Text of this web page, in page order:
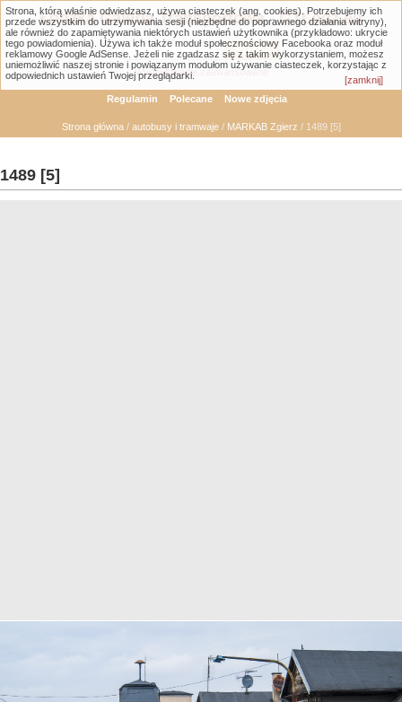
Łódzka Galeria Transportowa - GTLodz.eu
Wyszukiwanie zaawansowane
Regulamin Polecane Nowe zdjęcia
Strona główna/ autobusy i tramwaje/ MARKAB Zgierz / 1489 [5]
1489 [5]
Strona, którą właśnie odwiedzasz, używa ciasteczek (ang. cookies). Potrzebujemy ich
przede wszystkim do utrzymywania sesji (niezbędne do poprawnego działania witryny),
ale również do zapamiętywania niektórych ustawień użytkownika (przykładowo: ukrycie
tego powiadomienia). Używa ich także moduł społecznościowy Facebooka oraz moduł
reklamowy Google AdSense. Jeżeli nie zgadzasz się z takim wykorzystaniem, możesz
uniemożliwić naszej stronie i powiązanym modułom używanie ciasteczek, korzystając z
odpowiednich ustawień Twojej przeglądarki.
[zamknij]